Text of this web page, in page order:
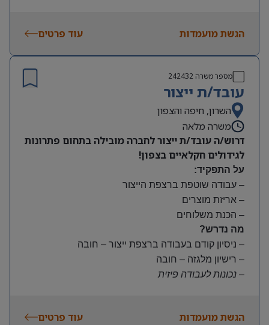
משמרות:
שעות נוספות לפי צורך
תנאים:
סיבוס
קרן השתלמות
הגשת מועמדות עוד פרטים
מספר משרה 242432
עובד/ת ייצור
השרון, חיפה והצפון
משרה מלאה
דרוש/ה עובד/ת ייצור לחברה מובילה בתחום פתרונות
לגידולים חקלאיים בצפון!
על התפקיד:
– עבודה שוטפת ברצפת הייצור
– אריזת מוצרים
– הכנת משלוחים
מה נדרש?
– ניסיון קודם בעבודה ברצפת ייצור – חובה
– רישיון מלגזה – חובה
– נכונות לעבודה פיזית
משרה מלאה | ימים א-ה | 6:30-15:30
הגשת מועמדות עוד פרטים